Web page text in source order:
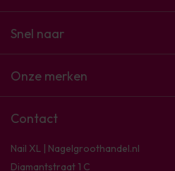
Snel naar
Onze merken
Contact
Nail XL | Nagelgroothandel.nl
Diamantstraat 1 C